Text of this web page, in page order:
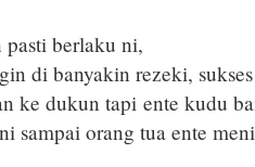
pasti berlaku ni,
di banyakin rezeki,
ke dukun tapi ente kudu
sampai orang tua ente